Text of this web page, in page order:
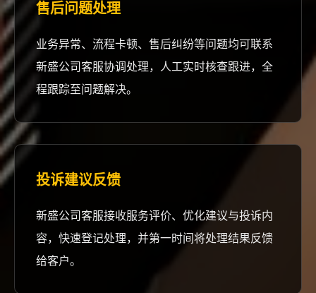
售后问题处理
业务异常、流程卡顿、售后纠纷等问题均可联系
新盛公司客服协调处理，人工实时核查跟进，全
程跟踪至问题解决。
投诉建议反馈
新盛公司客服接收服务评价、优化建议与投诉内
容，快速登记处理，并第一时间将处理结果反馈
给客户。